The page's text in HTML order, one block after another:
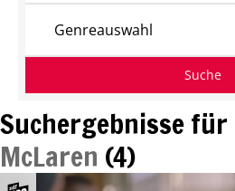
Suchergebnisse für
McLaren (4)
Genreauswahl
Suche